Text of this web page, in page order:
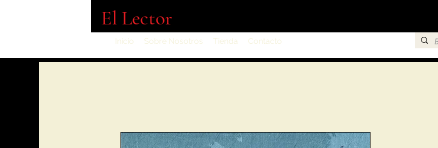
El Lector
Inicio Sobre Nosotros Tienda Contacto